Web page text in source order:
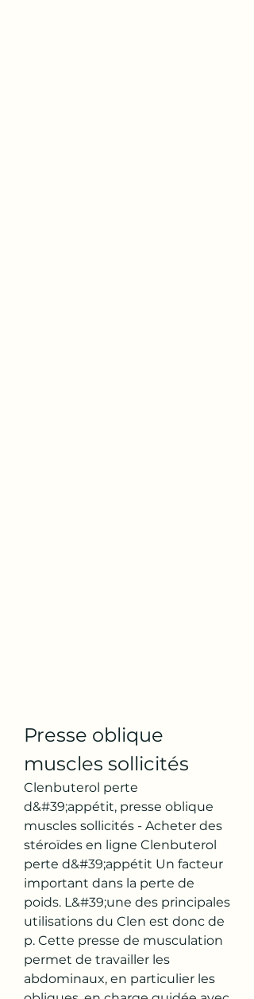
Presse oblique
muscles sollicités
Clenbuterol perte
d&#39;appétit, presse oblique
muscles sollicités - Acheter des
stéroïdes en ligne Clenbuterol
perte d&#39;appétit Un facteur
important dans la perte de
poids. L&#39;une des principales
utilisations du Clen est donc de
p. Cette presse de musculation
permet de travailler les
abdominaux, en particulier les